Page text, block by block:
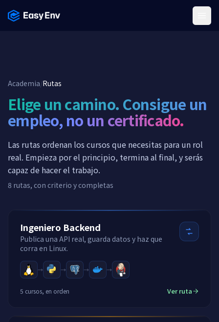
Academia/Rutas
Elige un camino. Consigue un
empleo, no un certificado.
Las rutas ordenan los cursos que necesitas para un rol
real. Empieza por el principio, termina al final, y serás
capaz de hacer el trabajo.
8 rutas, con criterio y completas
Ingeniero Backend
Publica una API real, guarda datos y haz que
corra en Linux.
→ → → →
5 cursos, en orden Ver ruta